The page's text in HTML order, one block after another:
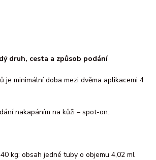
druh, cesta a způsob podání
je minimální doba mezi dvěma aplikacemi 4
nakapáním na kůži – spot-on.
kg: obsah jedné tuby o objemu 4,02 ml